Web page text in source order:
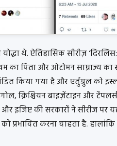
थे. ऐतिहासिक सीरीज़
का पिता और ओटोमन साम्राज्य
किया गया है और एर्तुग्रुल को
क्रिश्चियन बाइज़ेंटाइन और
इजिप्ट की सरकारों ने सीरीज पर
प्रभावित करना चाहता है. हालांकि